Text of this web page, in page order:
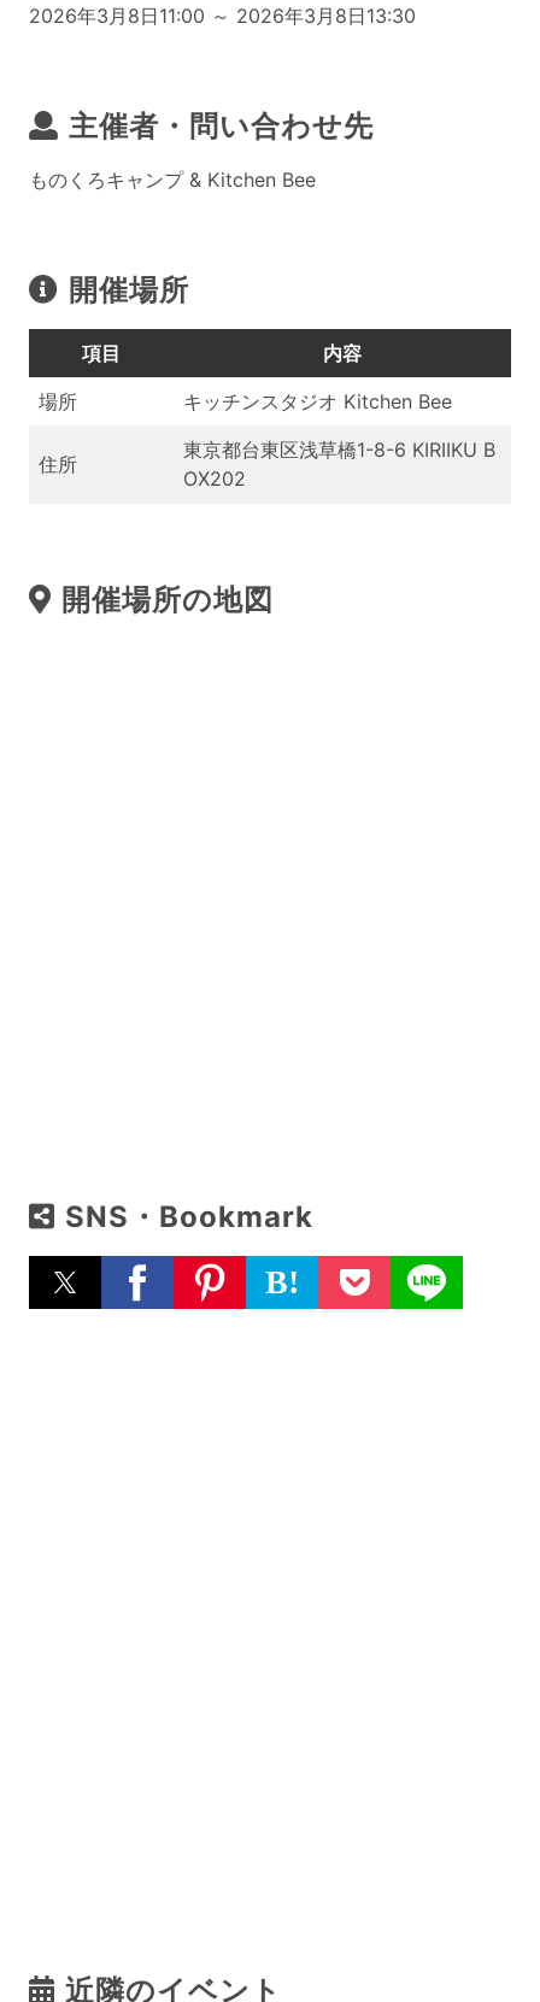
2026年3月8日11:00 ～ 2026年3月8日13:30
主催者・問い合わせ先
ものくろキャンプ & Kitchen Bee
開催場所
項目
内容
場所
キッチンスタジオ Kitchen Bee
住所
東京都台東区浅草橋1-8-6 KIRIIKU B
OX202
開催場所の地図
SNS・Bookmark
B!
近隣のイベント